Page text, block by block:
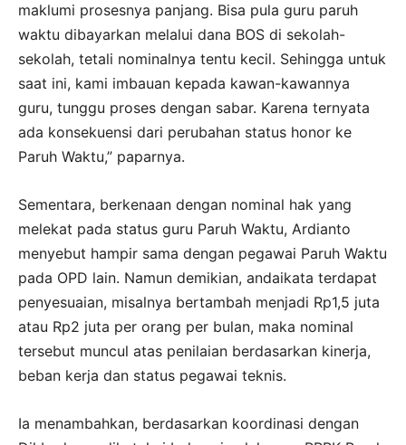
maklumi prosesnya panjang. Bisa pula guru paruh
waktu dibayarkan melalui dana BOS di sekolah-
sekolah, tetali nominalnya tentu kecil. Sehingga untuk
saat ini, kami imbauan kepada kawan-kawannya
guru, tunggu proses dengan sabar. Karena ternyata
ada konsekuensi dari perubahan status honor ke
Paruh Waktu,” paparnya.
Sementara, berkenaan dengan nominal hak yang
melekat pada status guru Paruh Waktu, Ardianto
menyebut hampir sama dengan pegawai Paruh Waktu
pada OPD lain. Namun demikian, andaikata terdapat
penyesuaian, misalnya bertambah menjadi Rp1,5 juta
atau Rp2 juta per orang per bulan, maka nominal
tersebut muncul atas penilaian berdasarkan kinerja,
beban kerja dan status pegawai teknis.
Ia menambahkan, berdasarkan koordinasi dengan